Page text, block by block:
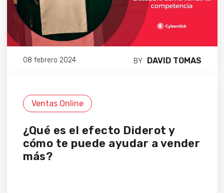
08 febrero 2024 BY DAVID TOMAS
Ventas Online
¿Qué es el efecto Diderot y
cómo te puede ayudar a vender
más?